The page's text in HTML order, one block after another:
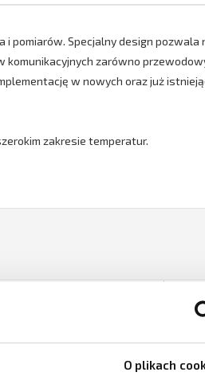
O plikach
pomiarów. Specjalny design
zarówno
w nowych oraz już
zakresie temperatur.